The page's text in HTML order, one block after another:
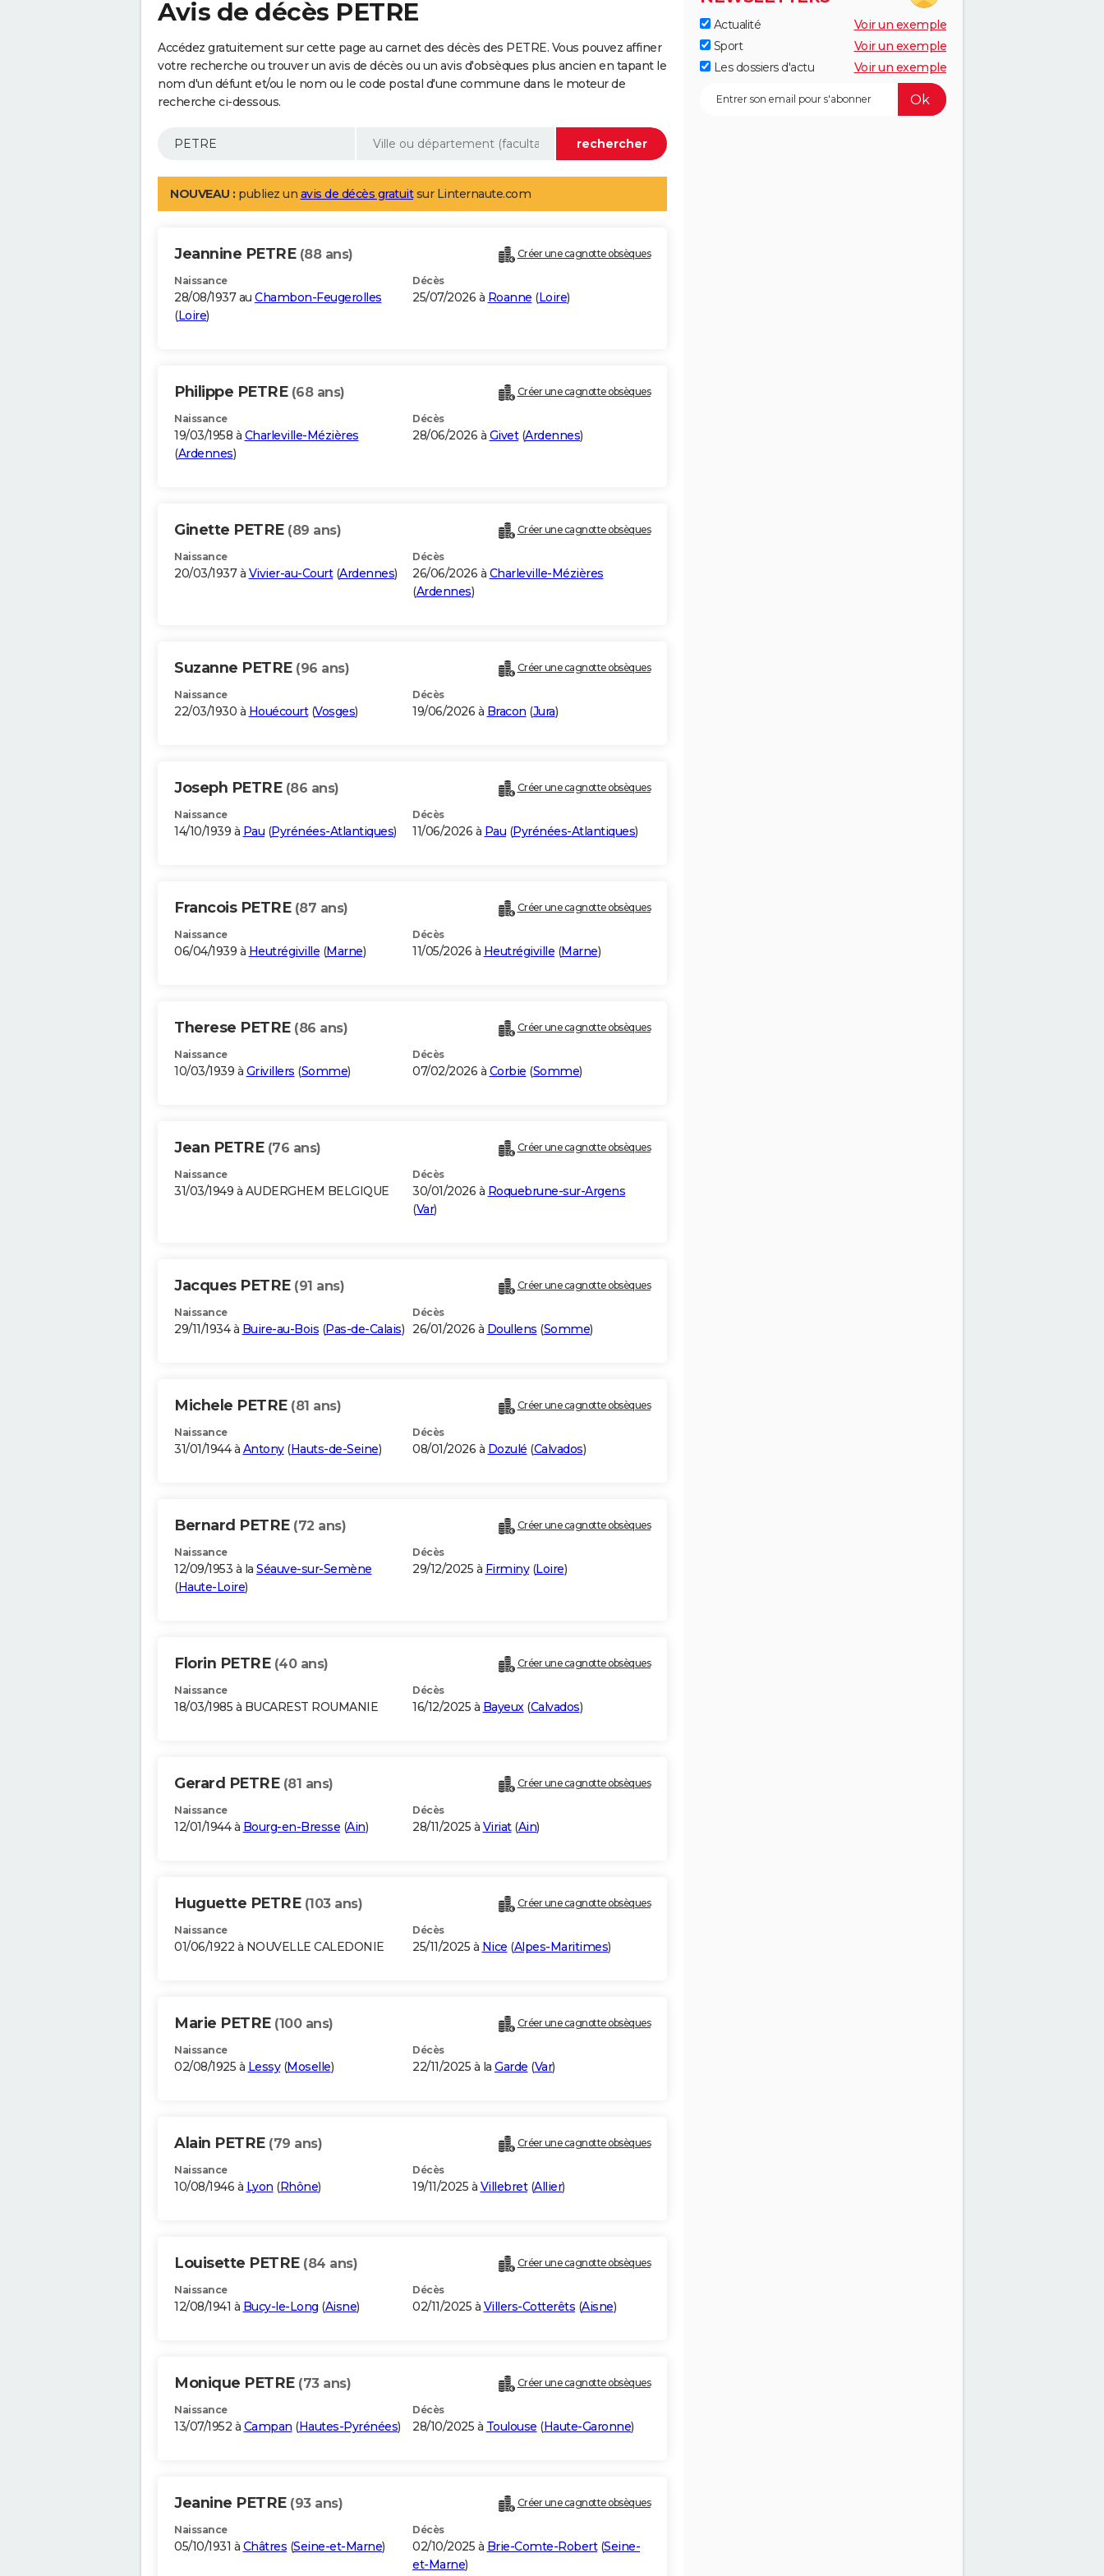
Avis de décès PETRE
Accédez gratuitement sur cette page au carnet des décès des PETRE. Vous pouvez affiner
votre recherche ou trouver un avis de décès ou un avis d'obsèques plus ancien en tapant le
nom d'un défunt et/ou le nom ou le code postal d'une commune dans le moteur de
recherche ci-dessous.
NOUVEAU : publiez un avis de décès gratuitsur Linternaute.com
Jeannine PETRE (88 ans) Créer une cagnotte obsèques
Naissance
28/08/1937 au Chambon-Feugerolles
(Loire)
Décès
25/07/2026 à Roanne (Loire)
Philippe PETRE (68 ans) Créer une cagnotte obsèques
Naissance
19/03/1958 à Charleville-Mézières
(Ardennes)
Décès
28/06/2026 à Givet(Ardennes)
Ginette PETRE (89 ans) Créer une cagnotte obsèques
Naissance
20/03/1937 à Vivier-au-Court(Ardennes)
Décès
26/06/2026 à Charleville-Mézières
(Ardennes)
Suzanne PETRE (96 ans) Créer une cagnotte obsèques
Naissance
22/03/1930 à Houécourt(Vosges)
Décès
19/06/2026 à Bracon (Jura)
Joseph PETRE (86 ans) Créer une cagnotte obsèques
Naissance
14/10/1939 à Pau (Pyrénées-Atlantiques)
Décès
11/06/2026 à Pau (Pyrénées-Atlantiques)
Francois PETRE (87 ans) Créer une cagnotte obsèques
Naissance
06/04/1939 à Heutrégiville (Marne)
Décès
11/05/2026 à Heutrégiville (Marne)
Therese PETRE (86 ans) Créer une cagnotte obsèques
Naissance
10/03/1939 à Grivillers (Somme)
Décès
07/02/2026 à Corbie (Somme)
Jean PETRE (76 ans) Créer une cagnotte obsèques
Naissance
31/03/1949 à AUDERGHEM BELGIQUE
Décès
30/01/2026 à Roquebrune-sur-Argens
(Var)
Jacques PETRE (91 ans) Créer une cagnotte obsèques
Naissance
29/11/1934 à Buire-au-Bois (Pas-de-Calais)
Décès
26/01/2026 à Doullens (Somme)
Michele PETRE (81 ans) Créer une cagnotte obsèques
Naissance
31/01/1944 à Antony(Hauts-de-Seine)
Décès
08/01/2026 à Dozulé (Calvados)
Bernard PETRE (72 ans) Créer une cagnotte obsèques
Naissance
12/09/1953 à la Séauve-sur-Semène
(Haute-Loire)
Décès
29/12/2025 à Firminy(Loire)
Florin PETRE (40 ans) Créer une cagnotte obsèques
Naissance
18/03/1985 à BUCAREST ROUMANIE
Décès
16/12/2025 à Bayeux(Calvados)
Gerard PETRE (81 ans) Créer une cagnotte obsèques
Naissance
12/01/1944 à Bourg-en-Bresse (Ain)
Décès
28/11/2025 à Viriat(Ain)
Huguette PETRE (103 ans) Créer une cagnotte obsèques
Naissance
01/06/1922 à NOUVELLE CALEDONIE
Décès
25/11/2025 à Nice (Alpes-Maritimes)
Marie PETRE (100 ans) Créer une cagnotte obsèques
Naissance
02/08/1925 à Lessy(Moselle)
Décès
22/11/2025 à la Garde (Var)
Alain PETRE (79 ans) Créer une cagnotte obsèques
Naissance
10/08/1946 à Lyon (Rhône)
Décès
19/11/2025 à Villebret(Allier)
Louisette PETRE (84 ans) Créer une cagnotte obsèques
Naissance
12/08/1941 à Bucy-le-Long (Aisne)
Décès
02/11/2025 à Villers-Cotterêts (Aisne)
Monique PETRE (73 ans) Créer une cagnotte obsèques
Naissance
13/07/1952 à Campan (Hautes-Pyrénées)
Décès
28/10/2025 à Toulouse (Haute-Garonne)
Jeanine PETRE (93 ans) Créer une cagnotte obsèques
Naissance
05/10/1931 à Châtres (Seine-et-Marne)
Décès
02/10/2025 à Brie-Comte-Robert(Seine-
et-Marne)
Actualité
Voir un exemple
Sport
Voir un exemple
Les dossiers d'actu
Voir un exemple